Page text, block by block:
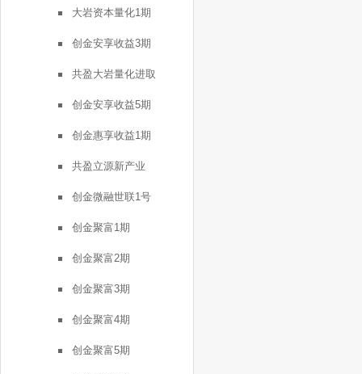
大岩资本量化1期
创金安享收益3期
共盈大岩量化进取
创金安享收益5期
创金惠享收益1期
共盈立源新产业
创金微融世联1号
创金聚富1期
创金聚富2期
创金聚富3期
创金聚富4期
创金聚富5期